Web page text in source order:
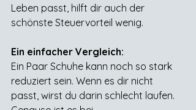
Leben passt, hilft dir auch der
schönste Steuervorteil wenig.
Ein einfacher Vergleich:
Ein Paar Schuhe kann noch so stark
reduziert sein. Wenn es dir nicht
passt, wirst du darin schlecht laufen.